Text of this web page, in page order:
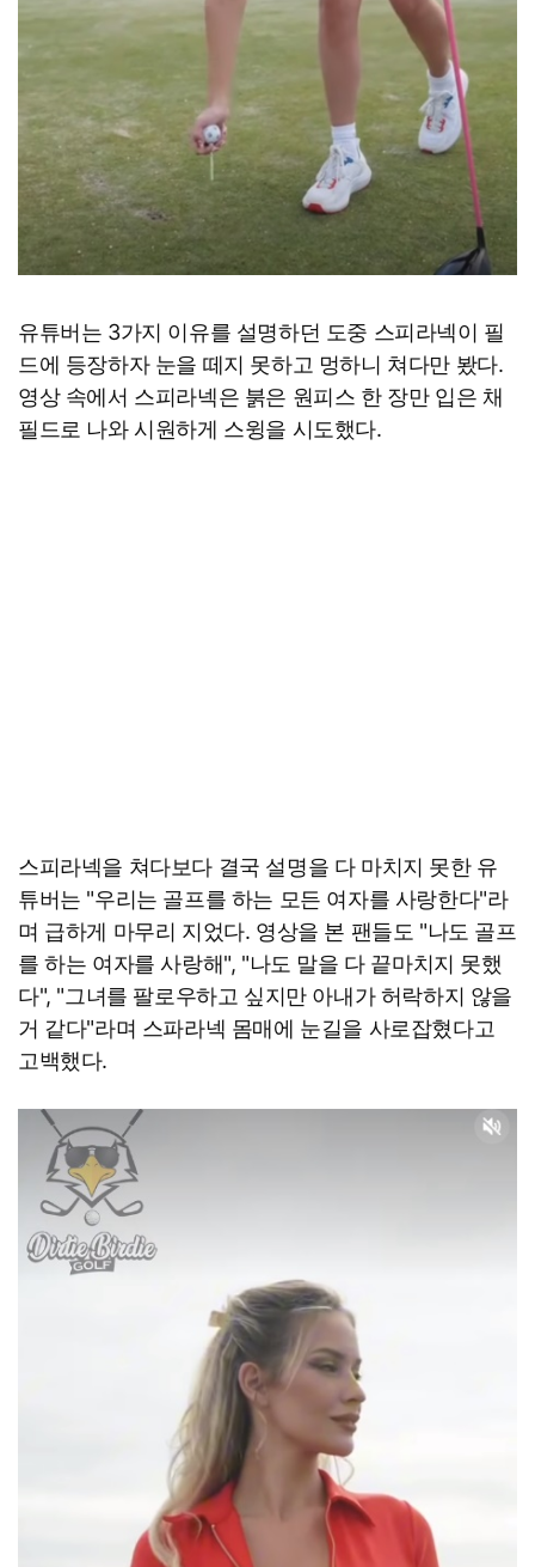
유튜버는 3가지 이유를 설명하던 도중 스피라넥이 필
드에 등장하자 눈을 떼지 못하고 멍하니 쳐다만 봤다.
영상 속에서 스피라넥은 붉은 원피스 한 장만 입은 채
필드로 나와 시원하게 스윙을 시도했다.
스피라넥을 쳐다보다 결국 설명을 다 마치지 못한 유
튜버는 "우리는 골프를 하는 모든 여자를 사랑한다"라
며 급하게 마무리 지었다. 영상을 본 팬들도 "나도 골프
를 하는 여자를 사랑해", "나도 말을 다 끝마치지 못했
다", "그녀를 팔로우하고 싶지만 아내가 허락하지 않을
거 같다"라며 스파라넥 몸매에 눈길을 사로잡혔다고
고백했다.